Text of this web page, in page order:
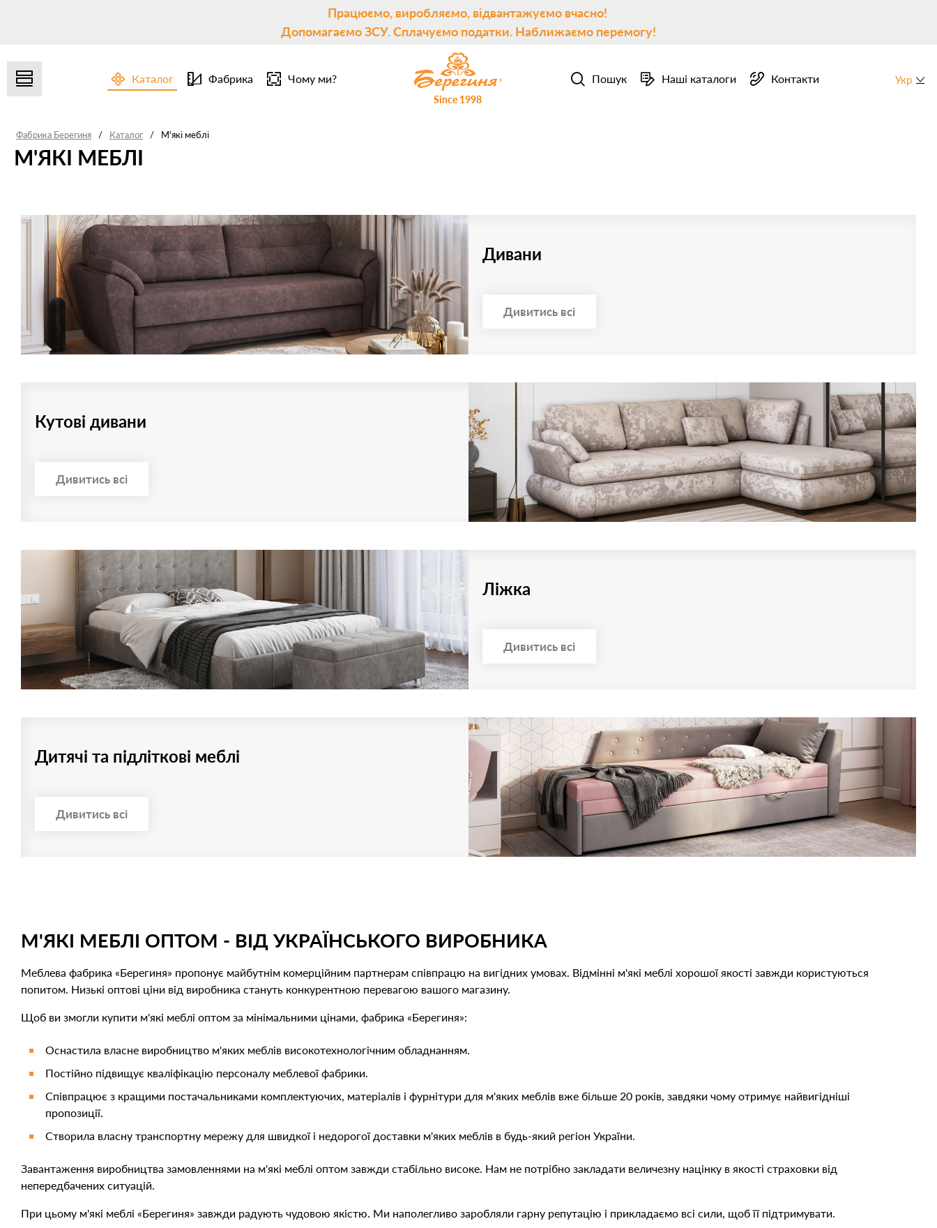
Працюємо, виробляємо, відвантажуємо вчасно!
Допомагаємо ЗСУ. Сплачуємо податки. Наближаємо перемогу!
Каталог Фабрика Чому ми?
Since 1998
Пошук Наші каталоги Контакти Укр
Фабрика Берегиня / Каталог / М'які меблі
М'ЯКІ МЕБЛІ
Дивани
Дивитись всі
Кутові дивани
Дивитись всі
Ліжка
Дивитись всі
Дитячі та підліткові меблі
Дивитись всі
М'ЯКІ МЕБЛІ ОПТОМ - ВІД УКРАЇНСЬКОГО ВИРОБНИКА
Меблева фабрика «Берегиня» пропонує майбутнім комерційним партнерам співпрацю на вигідних умовах. Відмінні м'які меблі хорошої якості завжди користуються
попитом. Низькі оптові ціни від виробника стануть конкурентною перевагою вашого магазину.
Щоб ви змогли купити м'які меблі оптом за мінімальними цінами, фабрика «Берегиня»:
Оснастила власне виробництво м'яких меблів високотехнологічним обладнанням.
Постійно підвищує кваліфікацію персоналу меблевої фабрики.
Співпрацює з кращими постачальниками комплектуючих, матеріалів і фурнітури для м'яких меблів вже більше 20 років, завдяки чому отримує найвигідніші
пропозиції.
Створила власну транспортну мережу для швидкої і недорогої доставки м'яких меблів в будь-який регіон України.
Завантаження виробництва замовленнями на м'які меблі оптом завжди стабільно високе. Нам не потрібно закладати величезну націнку в якості страховки від
непередбачених ситуацій.
При цьому м'які меблі «Берегиня» завжди радують чудовою якістю. Ми наполегливо заробляли гарну репутацію і прикладаємо всі сили, щоб її підтримувати.